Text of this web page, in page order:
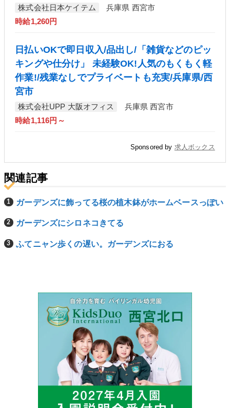
株式会社日本ケイテム
兵庫県 西宮市
時給1,260円
日払いOKで即日収入/品出し/「雑貨などのピッ
キングや仕分け」 未経験OK!人気のもくもく軽
作業!/残業なしでプライベートも充実/兵庫県/西
宮市
株式会社UPP 大阪オフィス
兵庫県 西宮市
時給1,116円～
Sponsored by 求人ボックス
関連記事
ガーデンズに飾ってる桜の植木鉢がホームベースっぽい
ガーデンズにシロネコきてる
ふてニャン歩くの遅い。ガーデンズにおる